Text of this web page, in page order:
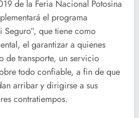
de la Feria Nacional Potosina
el programa
Seguro”, que tiene como
el garantizar a quienes
de transporte, un servicio
todo confiable, a fin de que
arribar y dirigirse a sus
contratiempos.